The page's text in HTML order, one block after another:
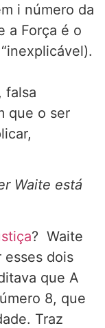
i número da
a Força é o
falsa
que o ser
Waite está
? Waite
esses dois
que A
8, que
Traz